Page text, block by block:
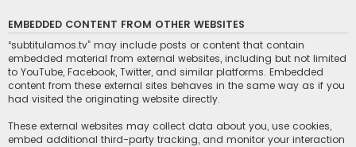
EMBEDDED CONTENT FROM OTHER WEBSITES
“subtitulamos.tv” may include posts or content that contain
embedded material from external websites, including but not limited
to YouTube, Facebook, Twitter, and similar platforms. Embedded
content from these external sites behaves in the same way as if you
had visited the originating website directly.
These external websites may collect data about you, use cookies,
embed additional third-party tracking, and monitor your interaction